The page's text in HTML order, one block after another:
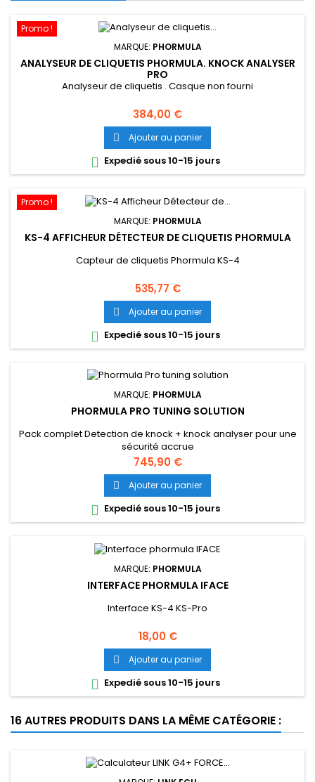
Promo !
MARQUE: PHORMULA
ANALYSEUR DE CLIQUETIS PHORMULA. KNOCK ANALYSER
PRO
Analyseur de cliquetis . Casque non fourni
Prix
384,00 €
 Ajouter au panier
 Expedié sous 10-15 jours
Promo !
MARQUE: PHORMULA
KS-4 AFFICHEUR DÉTECTEUR DE CLIQUETIS PHORMULA
Capteur de cliquetis Phormula KS-4
Prix
535,77 €
 Ajouter au panier
 Expedié sous 10-15 jours
MARQUE: PHORMULA
PHORMULA PRO TUNING SOLUTION
Pack complet Detection de knock + knock analyser pour une
sécurité accrue
Prix
745,90 €
 Ajouter au panier
 Expedié sous 10-15 jours
MARQUE: PHORMULA
INTERFACE PHORMULA IFACE
Interface KS-4 KS-Pro
Prix
18,00 €
 Ajouter au panier
 Expedié sous 10-15 jours
16 AUTRES PRODUITS DANS LA MÊME CATÉGORIE :